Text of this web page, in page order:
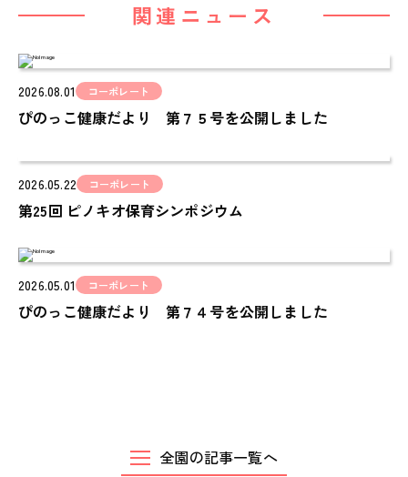
ピノキオチャンネル
PINOKI'S YOUTUBE
お問い合わせ
CONTACT
関連ニュース
2026.08.01 コーポレート
ぴのっこ健康だより 第７５号を公開しました
2026.05.22 コーポレート
第25回 ピノキオ保育シンポジウム
2026.05.01 コーポレート
ぴのっこ健康だより 第７４号を公開しました
全園の記事一覧へ